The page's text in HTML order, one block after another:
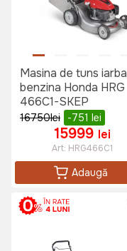
Masina de tuns iarba
benzina Honda HRG
466C1-SKEP
16750lei -751 lei
15999 lei
Art: HRG466C1
Adaugă